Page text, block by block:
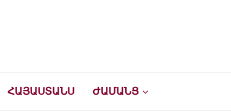
ՀԱՅԱՍՏԱՆՍ ԺԱՄԱՆՑ